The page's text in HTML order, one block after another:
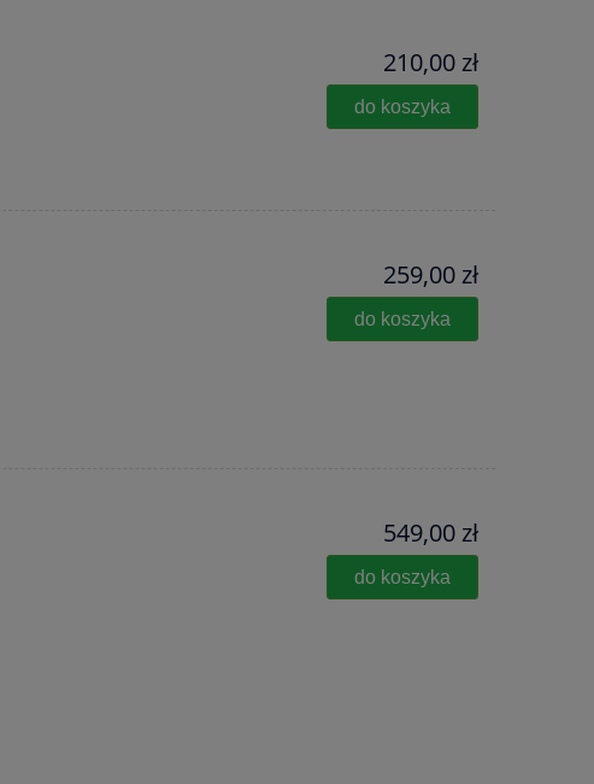
210,00 zł
do koszyka
259,00 zł
do koszyka
549,00 zł
do koszyka